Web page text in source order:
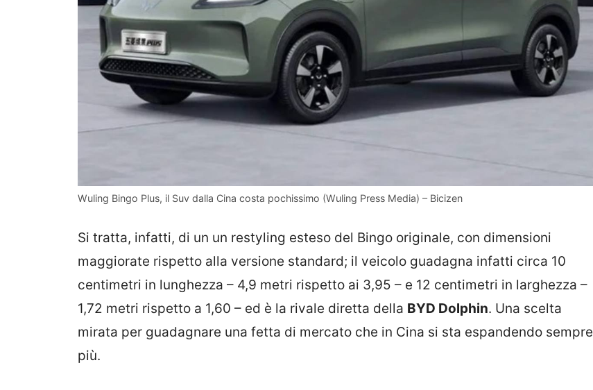
Wuling Bingo Plus, il Suv dalla Cina costa pochissimo (Wuling Press Media) – Bicizen
Si tratta, infatti, di un un restyling esteso del Bingo originale, con dimensioni
maggiorate rispetto alla versione standard; il veicolo guadagna infatti circa 10
centimetri in lunghezza – 4,9 metri rispetto ai 3,95 – e 12 centimetri in larghezza –
1,72 metri rispetto a 1,60 – ed è la rivale diretta della BYD Dolphin. Una scelta
mirata per guadagnare una fetta di mercato che in Cina si sta espandendo sempre
più.